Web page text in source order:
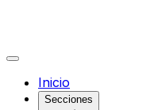
Inicio
Secciones